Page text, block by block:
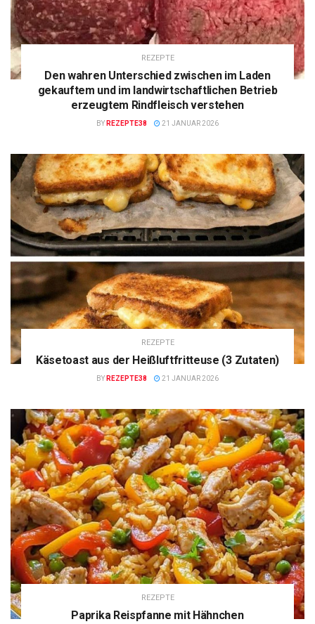
REZEPTE
Den wahren Unterschied zwischen im Laden
gekauftem und im landwirtschaftlichen Betrieb
erzeugtem Rindfleisch verstehen
BY REZEPTE38 21 JANUAR 2026
REZEPTE
Käsetoast aus der Heißluftfritteuse (3 Zutaten)
BY REZEPTE38 21 JANUAR 2026
REZEPTE
Paprika Reispfanne mit Hähnchen